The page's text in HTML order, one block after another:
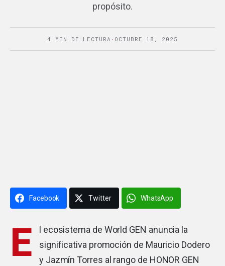
propósito.
4 MIN DE LECTURA · OCTUBRE 18, 2025
Facebook Twitter WhatsApp
E
l ecosistema de World GEN anuncia la
significativa promoción de Mauricio Dodero
y Jazmín Torres al rango de HONOR GEN